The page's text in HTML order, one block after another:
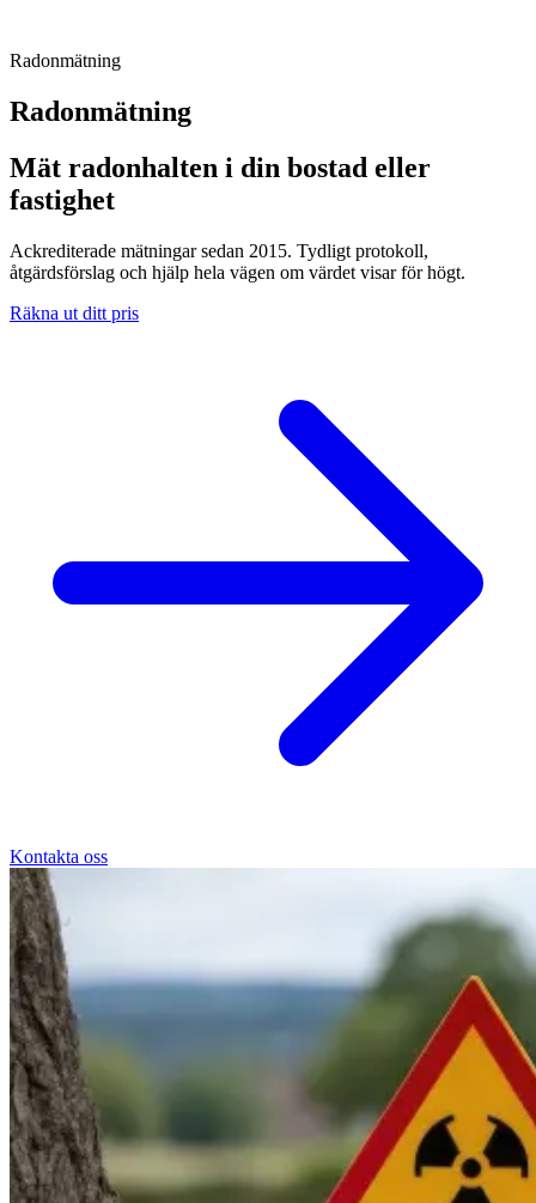
Radonmätning
Radonmätning
Mät radonhalten i din bostad eller
fastighet
Ackrediterade mätningar sedan 2015. Tydligt protokoll,
åtgärdsförslag och hjälp hela vägen om värdet visar för högt.
Räkna ut ditt pris
Kontakta oss